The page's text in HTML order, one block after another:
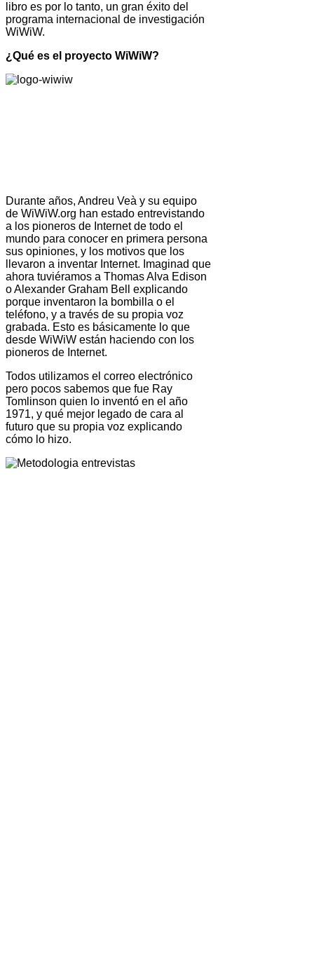
libro es por lo tanto, un gran éxito del
programa internacional de investigación
WiWiW.
¿Qué es el proyecto WiWiW?
Durante años, Andreu Veà y su equipo
de WiWiW.org han estado entrevistando
a los pioneros de Internet de todo el
mundo para conocer en primera persona
sus opiniones, y los motivos que los
llevaron a inventar Internet. Imaginad que
ahora tuviéramos a Thomas Alva Edison
o Alexander Graham Bell explicando
porque inventaron la bombilla o el
teléfono, y a través de su propia voz
grabada. Esto es básicamente lo que
desde WiWiW están haciendo con los
pioneros de Internet.
Todos utilizamos el correo electrónico
pero pocos sabemos que fue Ray
Tomlinson quien lo inventó en el año
1971, y qué mejor legado de cara al
futuro que su propia voz explicando
cómo lo hizo.